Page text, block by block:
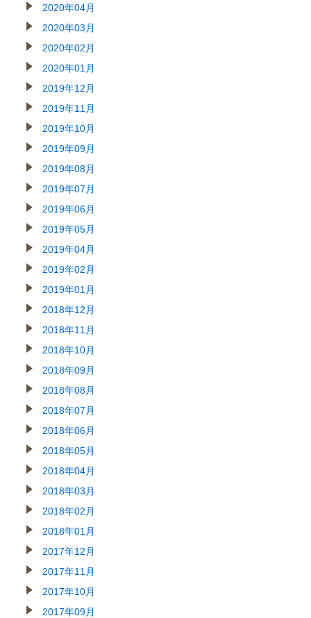
2020年04月
2020年03月
2020年02月
2020年01月
2019年12月
2019年11月
2019年10月
2019年09月
2019年08月
2019年07月
2019年06月
2019年05月
2019年04月
2019年02月
2019年01月
2018年12月
2018年11月
2018年10月
2018年09月
2018年08月
2018年07月
2018年06月
2018年05月
2018年04月
2018年03月
2018年02月
2018年01月
2017年12月
2017年11月
2017年10月
2017年09月